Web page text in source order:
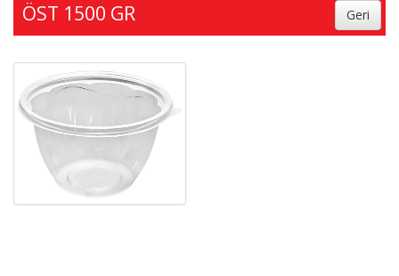
ÖST 1500 GR